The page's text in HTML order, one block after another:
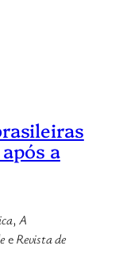
a
,A
eRevista de